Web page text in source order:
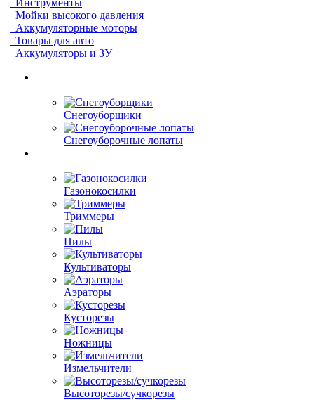
Инструменты
Мойки высокого давления
Аккумуляторные моторы
Товары для авто
Аккумуляторы и ЗУ
Снегоуборщики
Снегоуборочные лопаты
Газонокосилки
Триммеры
Пилы
Культиваторы
Аэраторы
Кусторезы
Ножницы
Измельчители
Высоторезы/сучкорезы